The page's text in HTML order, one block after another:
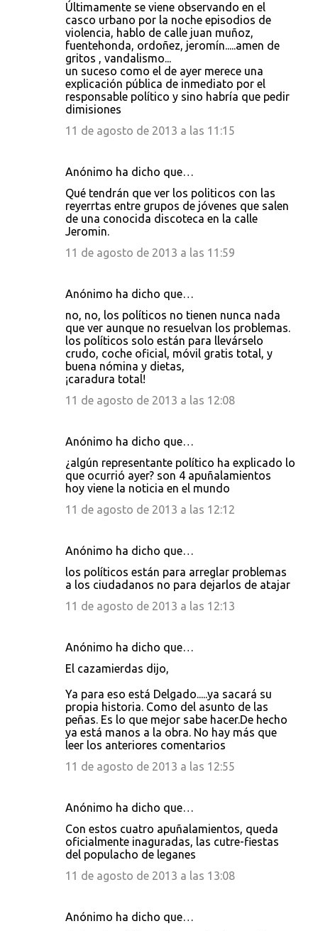
Últimamente se viene observando en el
casco urbano por la noche episodios de
violencia, hablo de calle juan muñoz,
fuentehonda, ordoñez, jeromín.....amen de
gritos , vandalismo...
un suceso como el de ayer merece una
explicación pública de inmediato por el
responsable político y sino habría que pedir
dimisiones
11 de agosto de 2013 a las 11:15
Anónimo ha dicho que…
Qué tendrán que ver los politicos con las
reyerrtas entre grupos de jóvenes que salen
de una conocida discoteca en la calle
Jeromin.
11 de agosto de 2013 a las 11:59
Anónimo ha dicho que…
no, no, los políticos no tienen nunca nada
que ver aunque no resuelvan los problemas.
los políticos solo están para llevárselo
crudo, coche oficial, móvil gratis total, y
buena nómina y dietas,
¡caradura total!
11 de agosto de 2013 a las 12:08
Anónimo ha dicho que…
¿algún representante político ha explicado lo
que ocurrió ayer? son 4 apuñalamientos
hoy viene la noticia en el mundo
11 de agosto de 2013 a las 12:12
Anónimo ha dicho que…
los políticos están para arreglar problemas
a los ciudadanos no para dejarlos de atajar
11 de agosto de 2013 a las 12:13
Anónimo ha dicho que…
El cazamierdas dijo,
Ya para eso está Delgado.....ya sacará su
propia historia. Como del asunto de las
peñas. Es lo que mejor sabe hacer.De hecho
ya está manos a la obra. No hay más que
leer los anteriores comentarios
11 de agosto de 2013 a las 12:55
Anónimo ha dicho que…
Con estos cuatro apuñalamientos, queda
oficialmente inaguradas, las cutre-fiestas
del populacho de leganes
11 de agosto de 2013 a las 13:08
Anónimo ha dicho que…